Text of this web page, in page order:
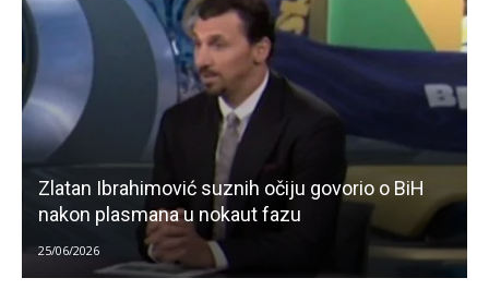
Zlatan Ibrahimović suznih očiju govorio o BiH
nakon plasmana u nokaut fazu
25/06/2026